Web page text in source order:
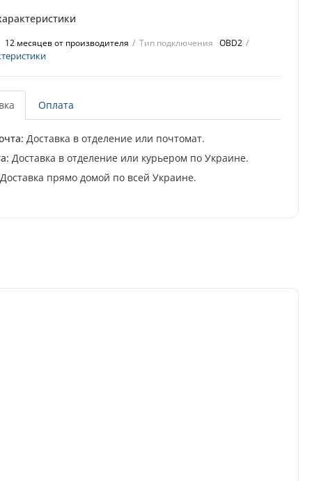
12 месяцев от производителя Тип подключения OBD2
Оплата
Доставка в отделение или почтомат.
Доставка в отделение или курьером по Украине.
Доставка прямо домой по всей Украине.